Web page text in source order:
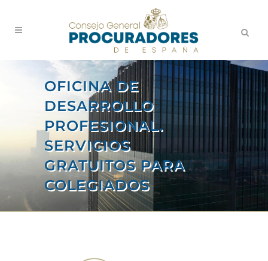
OFICINA DE
DESARROLLO
PROFESIONAL.
SERVICIOS
GRATUITOS PARA
COLEGIADOS